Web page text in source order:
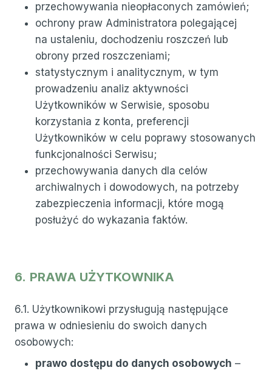
przechowywania nieopłaconych zamówień;
ochrony praw Administratora polegającej
na ustaleniu, dochodzeniu roszczeń lub
obrony przed roszczeniami;
statystycznym i analitycznym, w tym
prowadzeniu analiz aktywności
Użytkowników w Serwisie, sposobu
korzystania z konta, preferencji
Użytkowników w celu poprawy stosowanych
funkcjonalności Serwisu;
przechowywania danych dla celów
archiwalnych i dowodowych, na potrzeby
zabezpieczenia informacji, które mogą
posłużyć do wykazania faktów.
6. PRAWA UŻYTKOWNIKA
6.1. Użytkownikowi przysługują następujące
prawa w odniesieniu do swoich danych
osobowych:
prawo dostępu do danych osobowych –